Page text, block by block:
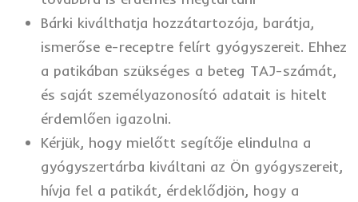
Bárki kiválthatja hozzátartozója, barátja,
ismerőse e-receptre felírt gyógyszereit. Ehhez
a patikában szükséges a beteg TAJ-számát,
és saját személyazonosító adatait is hitelt
érdemlően igazolni.
Kérjük, hogy mielőtt segítője elindulna a
gyógyszertárba kiváltani az Ön gyógyszereit,
hívja fel a patikát, érdeklődjön, hogy a